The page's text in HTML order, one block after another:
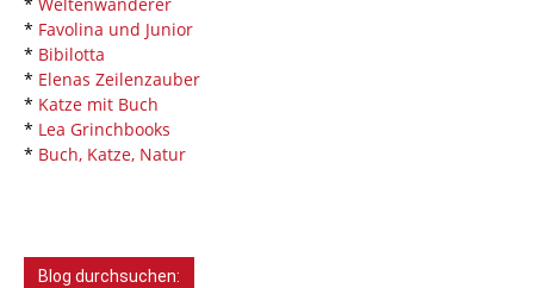
* Favolina und Junior
* Bibilotta
* Elenas Zeilenzauber
* Katze mit Buch
* Lea Grinchbooks
* Buch, Katze, Natur
Blog durchsuchen: